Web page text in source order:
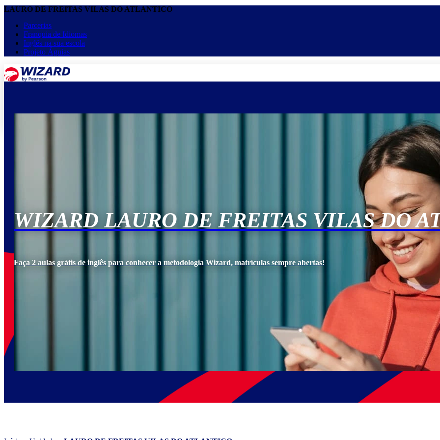
LAURO DE FREITAS VILAS DO ATLANTICO
Parcerias
Franquia de Idiomas
Inglês na sua escola
Projeto Águias
Equipe
WIZARD LAURO DE FREITAS VILAS DO
Faça 2 aulas grátis de inglês para conhecer a metodologia Wizard, matrículas sempre abertas!